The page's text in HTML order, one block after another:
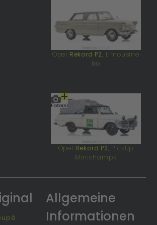
Opel Rekord P2, Limousine
Ixo
Opel Rekord P2, PickUp
Minichamps
Allgemeine
Informationen